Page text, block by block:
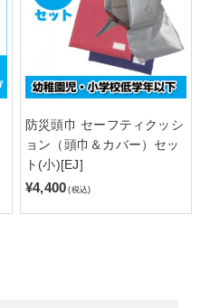
防災頭巾 セーフティクッシ
ョン（頭巾＆カバー）セッ
ト(小)[EJ]
¥4,400 (税込)